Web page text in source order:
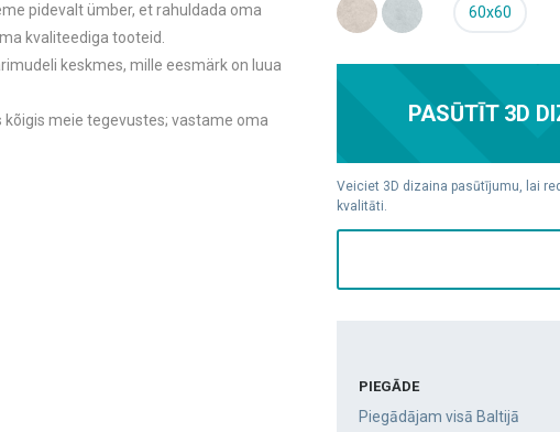
pidevalt ümber, et rahuldada oma
kvaliteediga tooteid.
keskmes, mille eesmärk on luua
meie tegevustes; vastame oma
60x60
PASŪTĪT 3D
Veiciet 3D dizaina pasūtījumu, lai
kvalitāti.
PIEGĀDE
Piegādājam visā Baltijā